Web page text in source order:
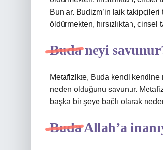
Bunlar, Budizm’in laik takipçileri
öldürmekten, hırsızlıktan,
Buda neyi
Metafizikte, Buda kendi kendine
neden olduğunu savunur.
başka bir şeye bağlı olarak
Buda Allah’a